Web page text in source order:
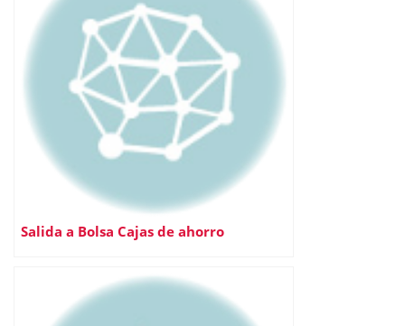
Salida a Bolsa Cajas de ahorro